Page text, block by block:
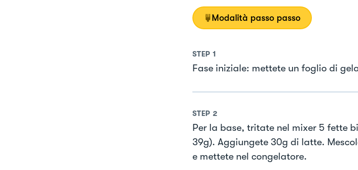
Modalità passo passo
STEP 1
Fase iniziale: mettete un foglio di
STEP 2
Per la base, tritate nel mixer 5 fette
39g). Aggiungete 30g di latte.
e mettete nel congelatore.